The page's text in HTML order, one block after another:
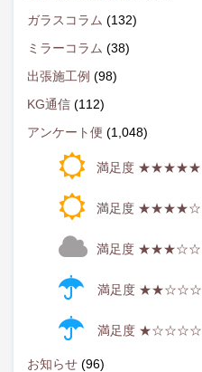
ガラスコラム (132)
ミラーコラム (38)
出張施工例 (98)
KG通信 (112)
アンケート便 (1,048)
満足度 ★★★★★
満足度 ★★★★☆
満足度 ★★★☆☆
満足度 ★★☆☆☆
満足度 ★☆☆☆☆
お知らせ (96)